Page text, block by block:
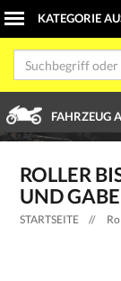
FAHRZEUG
ROLLER
UND
STARTSEITE //